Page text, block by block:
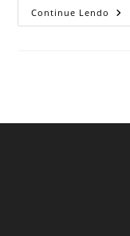
Continue Lendo